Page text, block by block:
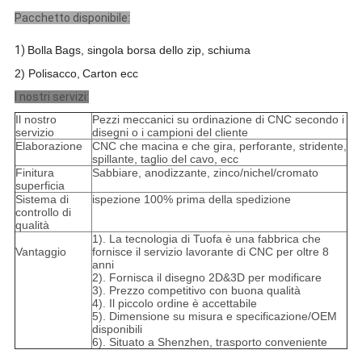
Pacchetto disponibile:
1) Bolla Bags, singola borsa dello zip, schiuma
2) Polisacco, Carton ecc
I nostri servizi:
Il nostro
servizio
Pezzi meccanici su ordinazione di CNC secondo i
disegni o i campioni del cliente
Elaborazione
CNC che macina e che gira, perforante, stridente,
spillante, taglio del cavo, ecc
Finitura
superficia
Sabbiare, anodizzante, zinco/nichel/cromato
Sistema di
controllo di
qualità
ispezione 100% prima della spedizione
Vantaggio
1). La tecnologia di Tuofa è una fabbrica che
fornisce il servizio lavorante di CNC per oltre 8
anni
2). Fornisca il disegno 2D&3D per modificare
3). Prezzo competitivo con buona qualità
4). Il piccolo ordine è accettabile
5). Dimensione su misura e specificazione/OEM
disponibili
6). Situato a Shenzhen, trasporto conveniente